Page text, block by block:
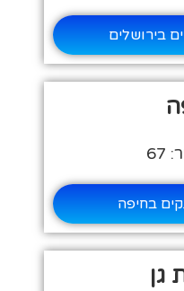
בירושלים
בחיפה
גן